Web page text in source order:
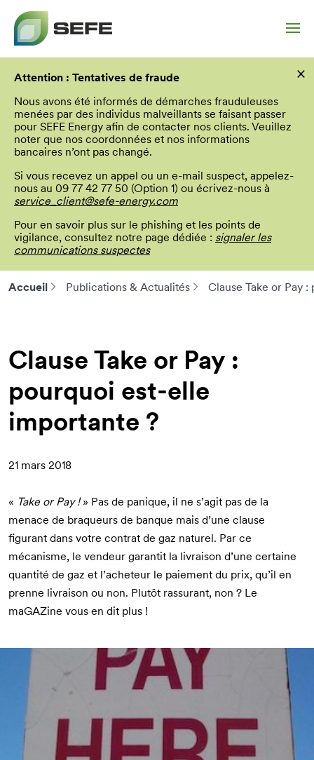
principal
Attention : Tentatives de fraude
Nous avons été informés de démarches frauduleuses
menées par des individus malveillants se faisant passer
pour SEFE Energy afin de contacter nos clients. Veuillez
noter que nos coordonnées et nos informations
bancaires n’ont pas changé.
Si vous recevez un appel ou un e-mail suspect, appelez-
nous au 09 77 42 77 50 (Option 1) ou écrivez-nous à
service_client@sefe-energy.com
Pour en savoir plus sur le phishing et les points de
vigilance, consultez notre page dédiée : signaler les
communications suspectes
×
Accueil Publications & Actualités Clause Take or Pay
Clause Take or Pay :
pourquoi est-elle
importante ?
21 mars 2018
« Take or Pay !» Pas de panique, il ne s’agit pas de la
menace de braqueurs de banque mais d’une clause
figurant dans votre contrat de gaz naturel. Par ce
mécanisme, le vendeur garantit la livraison d’une certaine
quantité de gaz et l’acheteur le paiement du prix, qu’il en
prenne livraison ou non. Plutôt rassurant, non ? Le
maGAZine vous en dit plus !